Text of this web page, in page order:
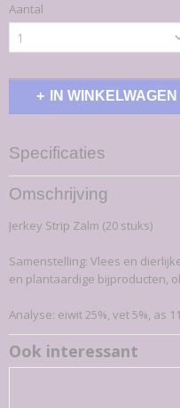
Aantal
IN WINKELWAGEN
Specificaties
Productcode
7-K
EAN code
Productcode leverancier
7-K
0,21 Kg
Omschrijving
Jerkey Strip Zalm (20 stuks)
Samenstelling: Vlees en
en plantaardige bijproducten,
Analyse: eiwit 25%, vet 5%, as
Ook interessant